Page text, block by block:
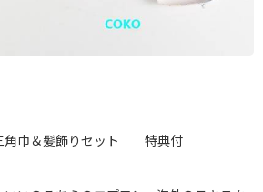
角巾＆髪飾りセット 特典付